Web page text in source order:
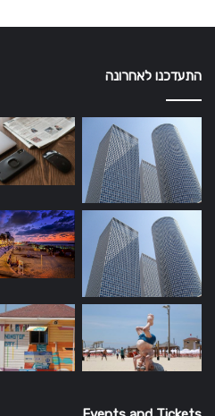
התעדכנו לאחרונה